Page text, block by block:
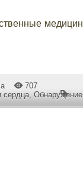
707
сердца,